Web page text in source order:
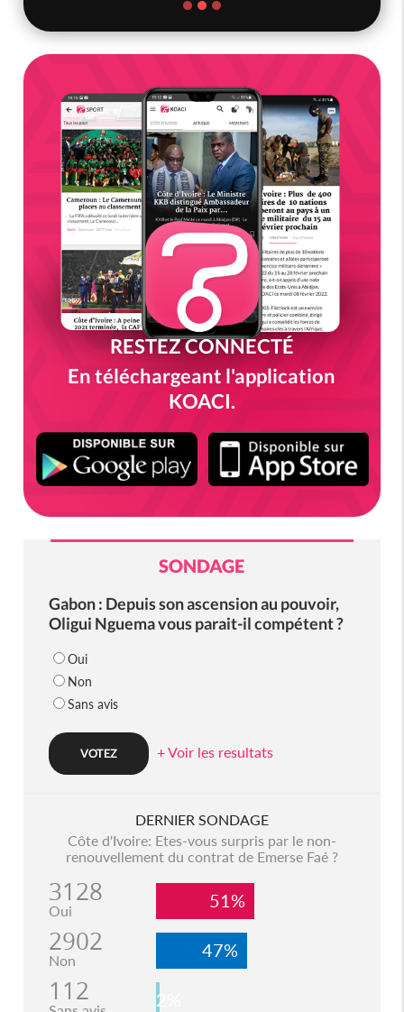
RESTEZ CONNECTÉ
En téléchargeant l'application
KOACI.
SONDAGE
Gabon : Depuis son ascension au pouvoir,
Oligui Nguema vous parait-il compétent ?
Oui
Non
Sans avis
+ Voir les resultats
DERNIER SONDAGE
Côte d'Ivoire: Etes-vous surpris par le non-
renouvellement du contrat de Emerse Faé ?
3128
Oui 51%
2902
Non 47%
112 2%